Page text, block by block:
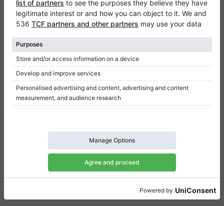
FAQ
Contact
Informatie
Een review schrijven
Gebruiksvoorwaarden
Gegevensbeveiliging
Toestemmingsinstellingen
Snelkoppelingen
Piano’s te koop